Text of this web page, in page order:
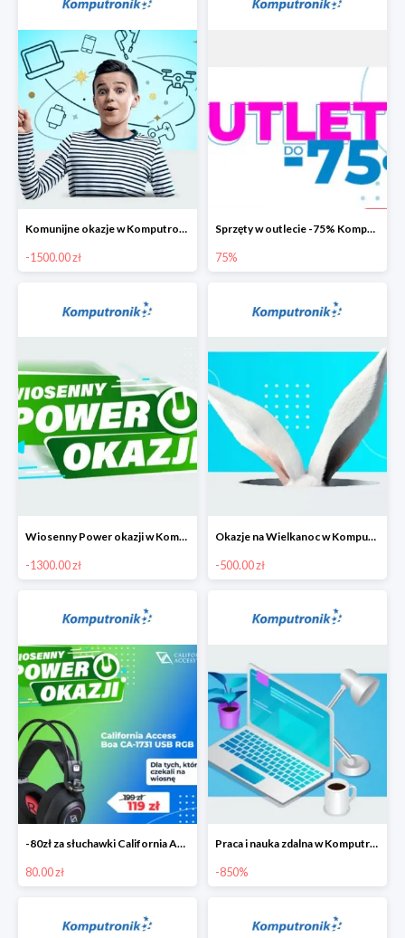
Komunijne okazje w Komputronik do -1500 zł
-1500.00 zł
Sprzęty w outlecie -75% Komputronik.pl
75%
Wiosenny Power okazji w Komputronik - laptopy do 1300 zł
-1300.00 zł
Okazje na Wielkanoc w Komputronik do -500 zł
-500.00 zł
-80zł za słuchawki California Access Boa
80.00 zł
Praca i nauka zdalna w Komputronik do -850 zł
-850%